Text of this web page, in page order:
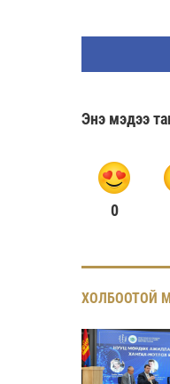
Энэ мэдээ
0
ХОЛБООТОЙ